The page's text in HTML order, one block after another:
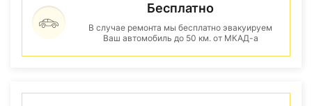
Бесплатно
В случае ремонта мы бесплатно эвакуируем
Ваш автомобиль до 50 км. от МКАД-а